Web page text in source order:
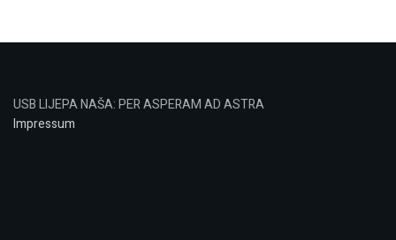
USB LIJEPA NAŠA: PER ASPERAM AD ASTRA
Impressum